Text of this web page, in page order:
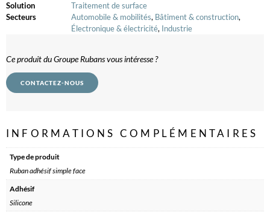
Solution
Traitement de surface
Secteurs
Automobile & mobilités, Bâtiment & construction,
Électronique & électricité, Industrie
Ce produit du Groupe Rubans vous intéresse ?
CONTACTEZ-NOUS
INFORMATIONS COMPLÉMENTAIRES
Type de produit
Ruban adhésif simple face
Adhésif
Silicone